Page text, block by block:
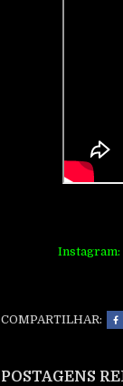
Instagram:
COMPARTILHAR:
POSTAGENS